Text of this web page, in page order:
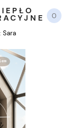
0
Sara